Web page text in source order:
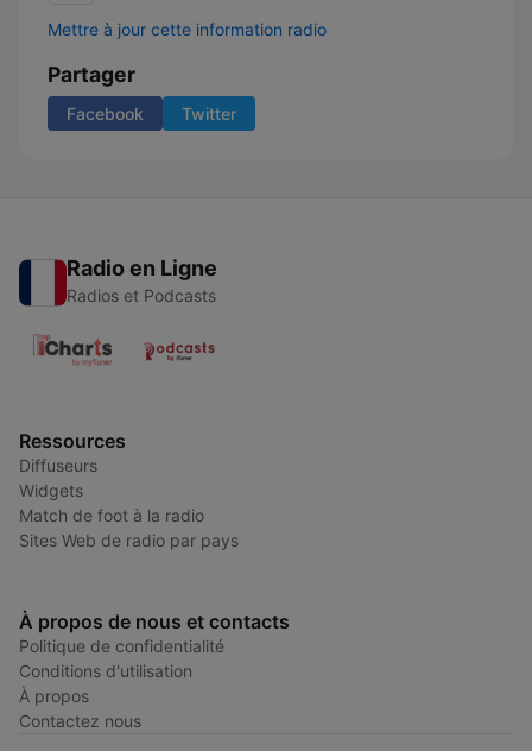
Mettre à jour cette information radio
Partager
Facebook Twitter
Radio en Ligne
Radios et Podcasts
Ressources
Diffuseurs
Widgets
Match de foot à la radio
Sites Web de radio par pays
À propos de nous et contacts
Politique de confidentialité
Conditions d'utilisation
À propos
Contactez nous